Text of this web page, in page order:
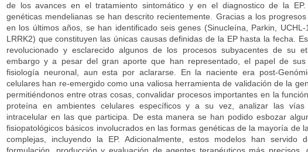
de los avances en el tratamiento sintomático y en el diagnostico de la EP.
genéticas mendelianas se han descrito recientemente. Gracias a los
en los últimos años, se han identificado seis genes (Sinucleína, Parkin,
LRRK2) que constituyen las únicas causas definidas de la EP hasta la fecha.
revolucionado y esclarecido algunos de los procesos subyacentes de su
embargo y a pesar del gran aporte que han representado, el papel de
fisiología neuronal, aun esta por aclararse. En la naciente era post-
celulares han re-emergido como una valiosa herramienta de validación de la
permitiéndonos entre otras cosas, convalidar procesos importantes en la
proteína en ambientes celulares específicos y a su vez, analizar las vías
intracelular en las que participa. De esta manera se han podido esbozar
fisiopatológicos básicos involucrados en las formas genéticas de la mayoría de
complejas, incluyendo la EP. Adicionalmente, estos modelos han servido